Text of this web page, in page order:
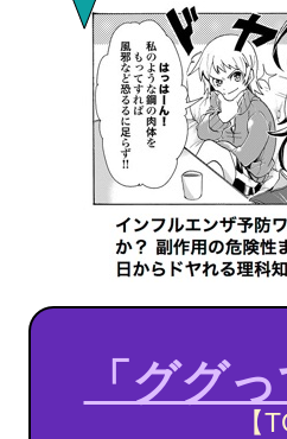
「ググ
【